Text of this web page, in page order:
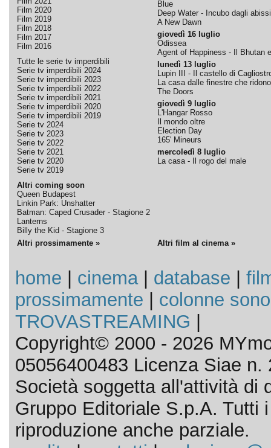
Film 2020
Film 2019
Film 2018
Film 2017
Film 2016
Tutte le serie tv imperdibili
Serie tv imperdibili 2024
Serie tv imperdibili 2023
Serie tv imperdibili 2022
Serie tv imperdibili 2021
Serie tv imperdibili 2020
Serie tv imperdibili 2019
Serie tv 2024
Serie tv 2023
Serie tv 2022
Serie tv 2021
Serie tv 2020
Serie tv 2019
Altri coming soon
Queen Budapest
Linkin Park: Unshatter
Batman: Caped Crusader - Stagione 2
Lanterns
Billy the Kid - Stagione 3
Blue
Deep Water - Incubo dagli abissi
A New Dawn
giovedì 16 luglio
Odissea
Agent of Happiness - Il Bhutan
lunedì 13 luglio
Lupin III - Il castello di
La casa dalle finestre che ridono
The Doors
giovedì 9 luglio
L'Hangar Rosso
Il mondo oltre
Election Day
165' Mineurs
mercoledì 8 luglio
La casa - Il rogo del male
Altri prossimamente » Altri film al cinema »
home cinema| database
prossimamente
colonne
TROVASTREAMING
Copyright© 2000 - 2026
05056400483 Licenza Siae n.
Società soggetta all'attività di
Gruppo Editoriale S.p.A. Tutti
riproduzione anche parziale.